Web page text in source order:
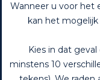
Wanneer u voor het
kan het mogelijk
Kies in dat
minstens 10